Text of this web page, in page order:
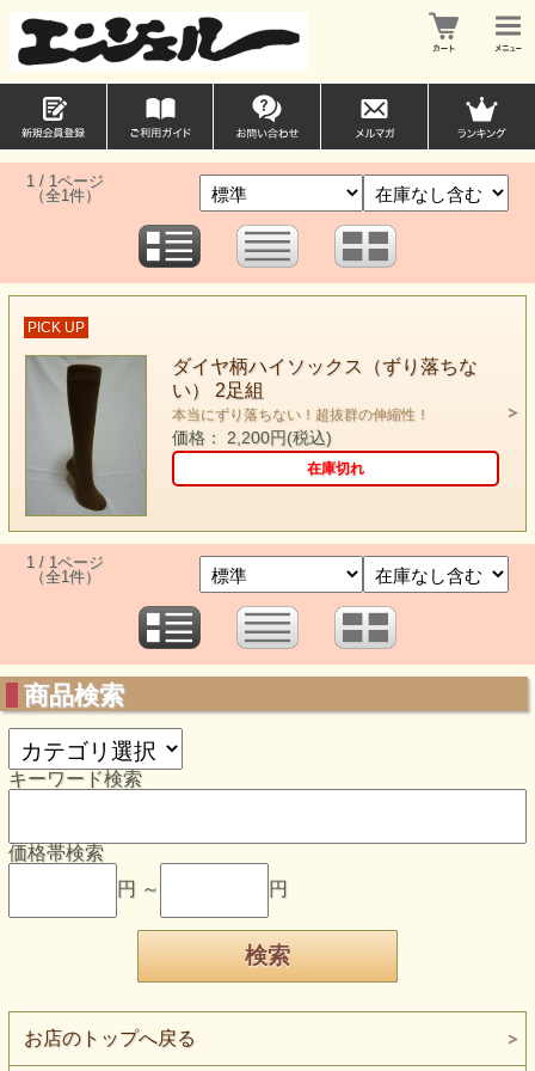
1 / 1ページ
（全1件）
PICK UP
ダイヤ柄ハイソックス（ずり落ちな
い） 2足組
本当にずり落ちない！超抜群の伸縮性！
価格： 2,200円(税込)
在庫切れ
1 / 1ページ
（全1件）
商品検索
キーワード検索
価格帯検索
円 ～
円
お店のトップへ戻る